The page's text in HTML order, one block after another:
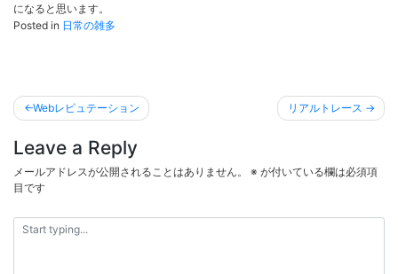
になると思います。
Posted in 日常の雑多
投
稿
ナ
ビ
ゲ
ー
シ
Webレピュテーション リアルトレース
Leave a Reply
メールアドレスが公開されることはありません。 ※ が付いている欄は必須項
目です